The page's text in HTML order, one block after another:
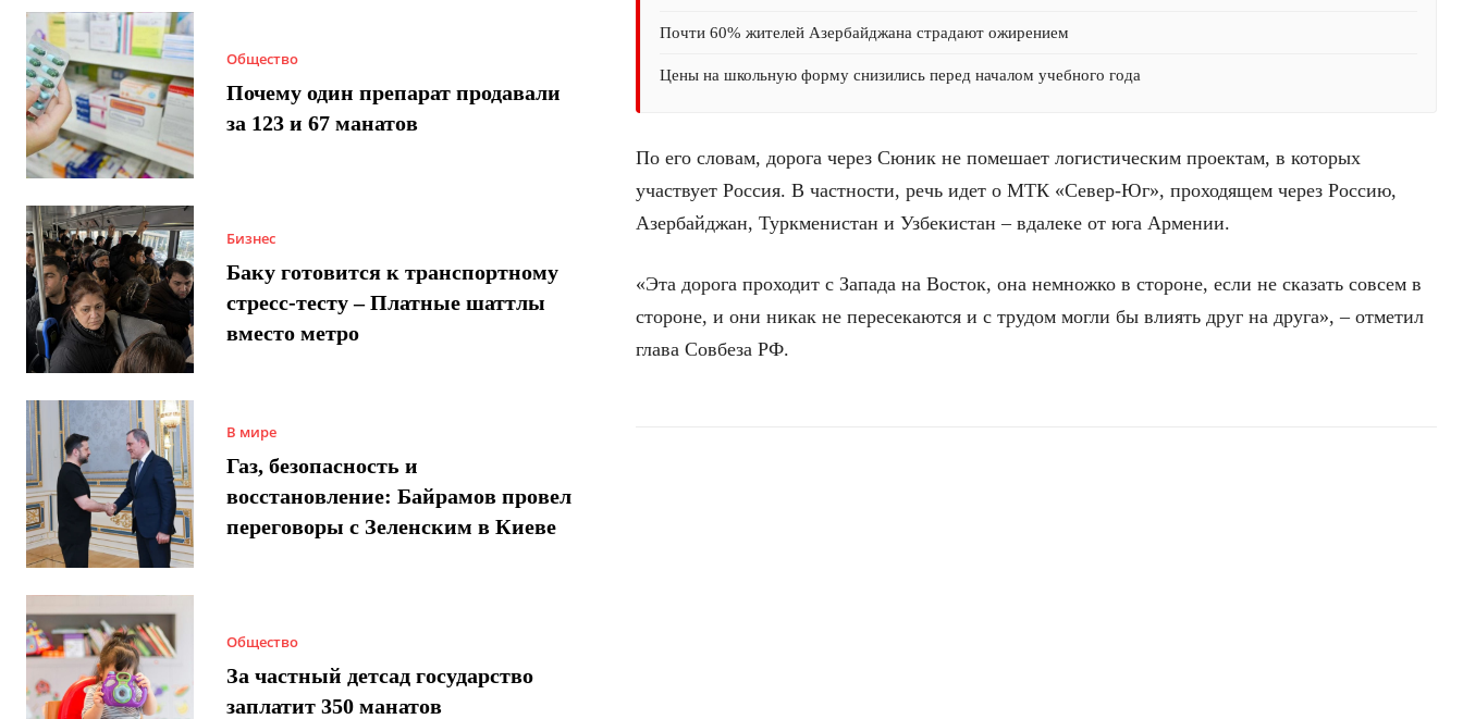
Общество
Почему один препарат продавали
за 123 и 67 манатов
Бизнес
Баку готовится к транспортному
стресс-тесту – Платные шаттлы
вместо метро
В мире
Газ, безопасность и
восстановление: Байрамов провел
переговоры с Зеленским в Киеве
Общество
За частный детсад государство
заплатит 350 манатов
Почти 60% жителей Азербайджана страдают ожирением
Цены на школьную форму снизились перед началом учебного года
По его словам, дорога через Сюник не помешает логистическим проектам, в которых
участвует Россия. В частности, речь идет о МТК «Север-Юг», проходящем через Россию,
Азербайджан, Туркменистан и Узбекистан – вдалеке от юга Армении.
«Эта дорога проходит с Запада на Восток, она немножко в стороне, если не сказать совсем в
стороне, и они никак не пересекаются и с трудом могли бы влиять друг на друга», – отметил
глава Совбеза РФ.